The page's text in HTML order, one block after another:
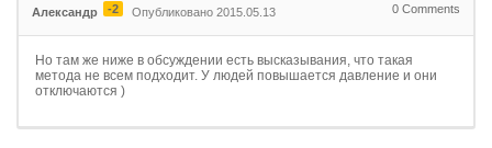
Александр -2 Опубликовано 2015.05.13 0 Comments
Но там же ниже в обсуждении есть высказывания, что такая
метода не всем подходит. У людей повышается давление и они
отключаются )